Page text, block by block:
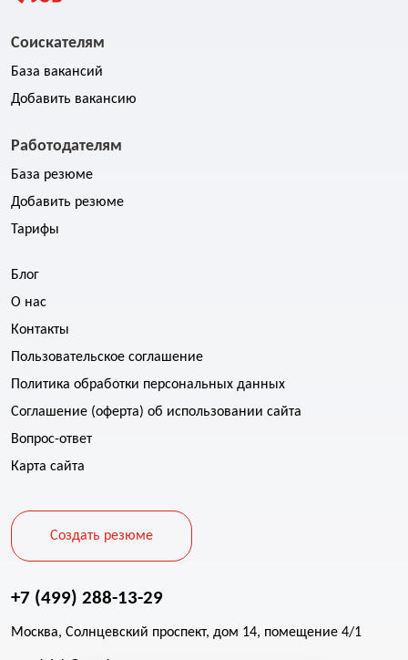
Соискателям
База вакансий
Добавить вакансию
Работодателям
База резюме
Добавить резюме
Тарифы
Блог
О нас
Контакты
Пользовательское соглашение
Политика обработки персональных данных
Соглашение (оферта) об использовании сайта
Вопрос-ответ
Карта сайта
Создать резюме
+7 (499) 288-13-29
Москва, Солнцевский проспект, дом 14, помещение 4/1